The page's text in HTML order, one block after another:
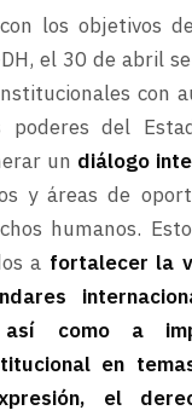
los objetivos
el 30 de abril
con
del
un diálogo
y áreas de
humanos.
a fortalecer la
así como a
en
el